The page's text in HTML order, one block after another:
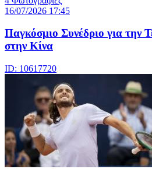
16/07/2026 17:45
Παγκόσμιο Συνέδριο για την
στην Κίνα
ID: 10617720